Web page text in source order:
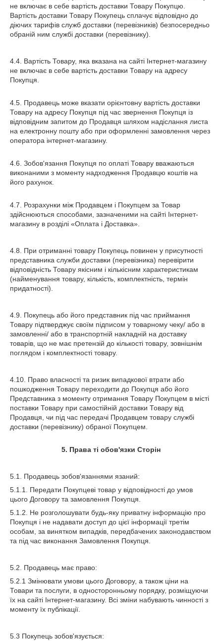
не включає в себе вартість доставки Товару Покупцю.
Вартість доставки Товару Покупець сплачує відповідно до
діючих тарифів служб доставки (перевізників) безпосередньо
обраній ним службі доставки (перевізнику).
4.4. Вартість Товару, яка вказана на сайті Інтернет-магазину
не включає в себе вартість доставки Товару на адресу
Покупця.
4.5. Продавець може вказати орієнтовну вартість доставки
Товару на адресу Покупця під час звернення Покупця із
відповідним запитом до Продавця шляхом надіслання листа
на електронну пошту або при оформленні замовлення через
оператора інтернет-магазину.
4.6. Зобов'язання Покупця по оплаті Товару вважаються
виконаними з моменту надходження Продавцю коштів на
його рахунок.
4.7. Розрахунки між Продавцем і Покупцем за Товар
здійснюються способами, зазначеними на сайті Інтернет-
магазину в розділі «Оплата і Доставка».
4.8. При отриманні товару Покупець повинен у присутності
представника служби доставки (перевізника) перевірити
відповідність Товару якісним і кількісним характеристикам
(найменування товару, кількість, комплектність, термін
придатності).
4.9. Покупець або його представник під час приймання
Товару підтверджує своїм підписом у товарному чеку/ або в
замовленні/ або в транспортній накладній на доставку
товарів, що не має претензій до кількості товару, зовнішнім
поглядом і комплектності товару.
4.10. Право власності та ризик випадкової втрати або
пошкодження Товару переходити до Покупця або його
Представника з моменту отримання Товару Покупцем в місті
поставки Товару при самостійній доставки Товару від
Продавця, чи під час передачі Продавцем товару службі
доставки (перевізнику) обраної Покупцем.
5. Права ті обов'язки Сторін
5.1. Продавець зобов'язаннями язаний:
5.1.1. Передати Покупцеві товар у відповідності до умов
цього Договору та замовлення Покупця.
5.1.2. Не розголошувати будь-яку приватну інформацію про
Покупця і не надавати доступ до цієї інформації третім
особам, за винятком випадків, передбачених законодавством
та під час виконання Замовлення Покупця.
5.2. Продавець має право:
5.2.1 Змінювати умови цього Договору, а також ціни на
Товари та послуги, в односторонньому порядку, розміщуючи
їх на сайті Інтернет-магазину. Всі зміни набувають чинності з
моменту їх публікації.
5.3 Покупець зобов'язується: